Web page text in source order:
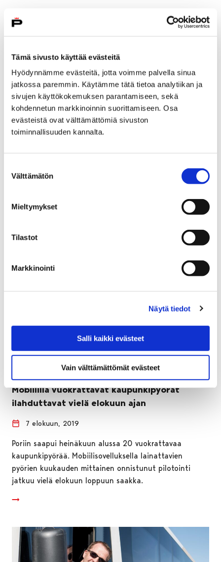
Tämä sivusto käyttää evästeitä
Hyödynnämme evästeitä, jotta voimme palvella sinua
jatkossa paremmin. Käytämme tätä tietoa analytiikan ja
sivujen käyttökokemuksen parantamiseen, sekä
kohdennetun markkinoinnin suorittamiseen. Osa
evästeistä ovat välttämättömiä sivuston
toiminnallisuuden kannalta.
valinta
Välttämätön
Mieltymykset
Tilastot
Markkinointi
Näytä tiedot
Salli kaikki evästeet
Vain välttämättömät evästeet
Melo Kokemäenjoessa kuutamolla
8 elokuun, 2019
perjantaina 16. elokuuta öiselle joelle.
Mobiililla vuokrattavat kaupunkipyörät
ilahduttavat vielä elokuun ajan
7 elokuun, 2019
Poriin saapui heinäkuun alussa 20 vuokrattavaa
kaupunkipyörää. Mobiilisovelluksella lainattavien
pyörien kuukauden mittainen onnistunut pilotointi
jatkuu vielä elokuun loppuun saakka.